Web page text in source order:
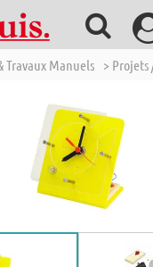
Travaux Manuels >